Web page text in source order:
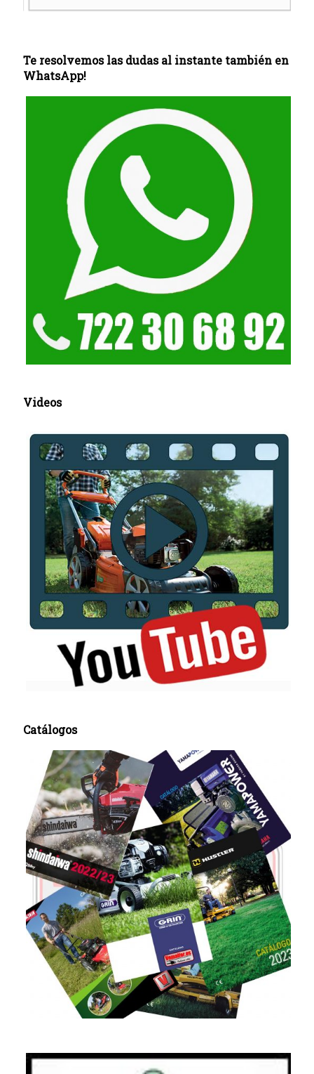
Te resolvemos las dudas al instante también en
WhatsApp!
Videos
Catálogos